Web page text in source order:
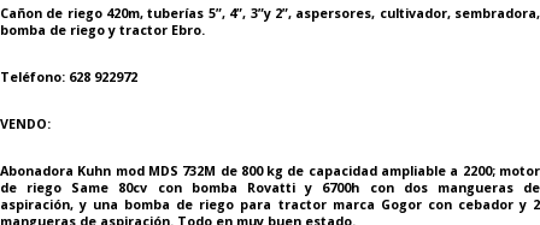
Cañon de riego 420m, tuberías 5”, 4”, 3”y 2”, aspersores, cultivador, sembradora,
bomba de riego y tractor Ebro.
Teléfono: 628 922972
VENDO:
Abonadora Kuhn mod MDS 732M de 800 kg de capacidad ampliable a 2200; motor
de riego Same 80cv con bomba Rovatti y 6700h con dos mangueras de
aspiración, y una bomba de riego para tractor marca Gogor con cebador y 2